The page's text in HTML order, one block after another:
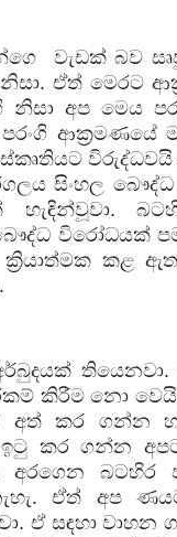
වැඩක් බව
නිසා. ඒත් මෙරට
නිසා අප මෙය
ආක්‍රමණයේ
සිංහල
විරෝධයක්
කළ
කිරීම නො
අත් කර ගන්න
ඉටු කර ගන්න
බටහිර
ඒත් අප
ඒ සඳහා වාහන